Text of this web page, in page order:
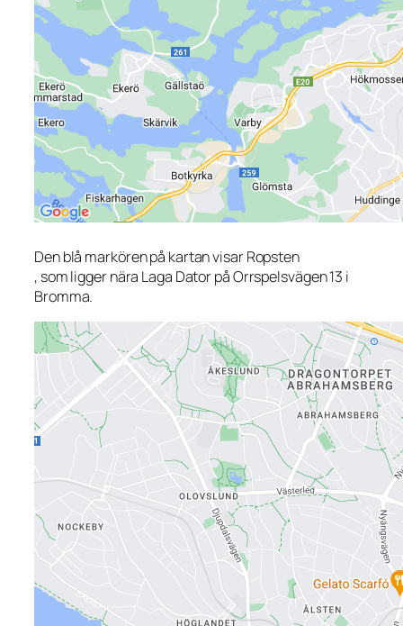
Den blå markören på kartan visar Ropsten
, som ligger nära Laga Dator på Orrspelsvägen 13 i
Bromma.